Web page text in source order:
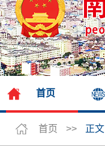
首页
首页 >> 正文